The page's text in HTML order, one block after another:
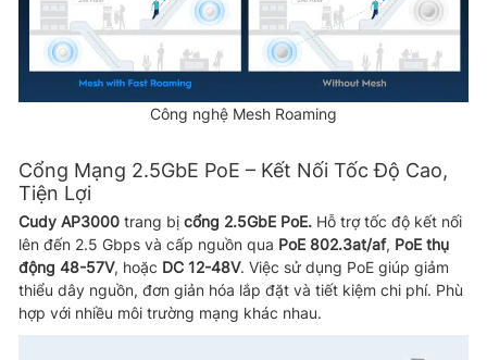
Công nghệ Mesh Roaming
Cổng Mạng 2.5GbE PoE – Kết Nối Tốc Độ Cao,
Tiện Lợi
Cudy AP3000 trang bị cổng 2.5GbE PoE. Hỗ trợ tốc độ kết nối
lên đến 2.5 Gbps và cấp nguồn qua PoE 802.3at/af, PoE thụ
động 48-57V, hoặc DC 12-48V. Việc sử dụng PoE giúp giảm
thiểu dây nguồn, đơn giản hóa lắp đặt và tiết kiệm chi phí. Phù
hợp với nhiều môi trường mạng khác nhau.